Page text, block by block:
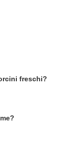
freschi?